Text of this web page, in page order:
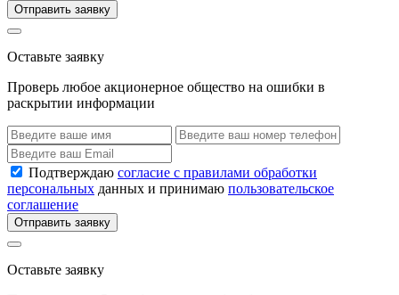
Отправить заявку
Оставьте заявку
Проверь любое акционерное общество на ошибки в
раскрытии информации
Подтверждаю согласие с правилами обработки
персональных данных и принимаю пользовательское
соглашение
Отправить заявку
Оставьте заявку